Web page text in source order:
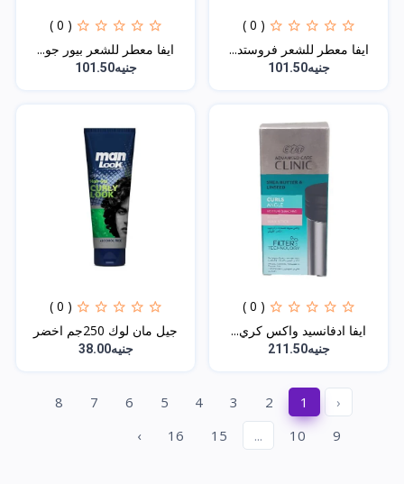
( 0 )
ايفا معطر للشعر فروستد...
جنيه101.50
( 0 )
ايفا معطر للشعر بيور جو...
جنيه101.50
( 0 )
ايفا ادفانسيد واكس كري...
جنيه211.50
( 0 )
جيل مان لوك 250جم اخضر
جنيه38.00
‹
1
2
3
4
5
6
7
8
9
10
...
15
16
›